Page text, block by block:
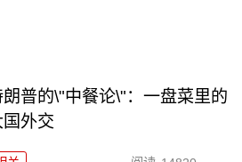
朗普的\"中餐论\"：一盘菜里的
国外交